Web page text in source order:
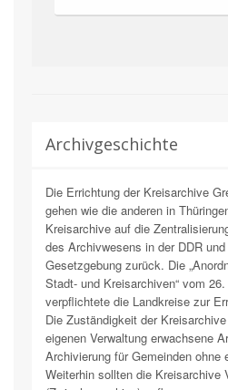
Archivgeschichte
Die Errichtung der Kreisarchive
gehen wie die anderen in
Kreisarchive auf die
des Archivwesens in der DDR
Gesetzgebung zurück. Die
Stadt- und Kreisarchiven“ vom 26.
verpflichtete die Landkreise zur
Die Zuständigkeit der
eigenen Verwaltung erwachsene
Archivierung für Gemeinden
Weiterhin sollten die Kreisarchive